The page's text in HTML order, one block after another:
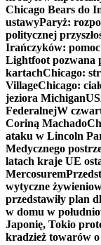
Chicago Bears do
ustawyParyż:
politycznej
Irańczyków:
Lightfoot pozwana
kartachChicago:
VillageChicago:
jeziora Michigan
FederalnejW
Coriną Machado
ataku w Lincoln
Medycznego
latach kraje UE
Mercosurem
wytyczne
przedstawiły plan
w domu w
Japonię, Tokio
kradzież towarów